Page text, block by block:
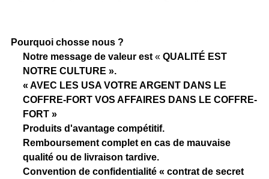
Pourquoi chosse nous ?
Notre message de valeur est« QUALITÉ EST
NOTRE CULTURE ».
« AVEC LES USA VOTRE ARGENT DANS LE
COFFRE-FORT VOS AFFAIRES DANS LE COFFRE-
FORT »
Produits d'avantage compétitif.
Remboursement complet en cas de mauvaise
qualité ou de livraison tardive.
Convention de confidentialité « contrat de secret